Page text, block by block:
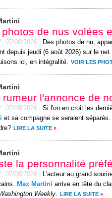
photos de nus volées
07/08/2026 Des photos de nu,
depuis jeudi (6 août 2026) sur le
ici, en intégralité. VOIR LES
rumeur l'annonce de
07/08/2026 Si l'on en croit les
et sa compagne se seraient
LIRE LA SUITE »
la personnalité
07/08/2026
L'acteur au grand
Max Martini arrive en tête du
Weekly. LIRE LA SUITE »